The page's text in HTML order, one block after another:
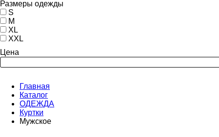
Размеры одежды
S
M
XL
XXL
Цена
Главная
Каталог
ОДЕЖДА
Куртки
Мужское